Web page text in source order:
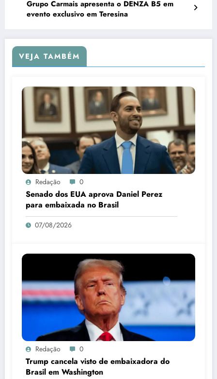
Grupo Carmais apresenta o DENZA B5 em
evento exclusivo em Teresina
VEJA TAMBÉM
Redação 0
Senado dos EUA aprova Daniel Perez
para embaixada no Brasil
07/08/2026
Redação 0
Trump cancela visto de embaixadora do
Brasil em Washington